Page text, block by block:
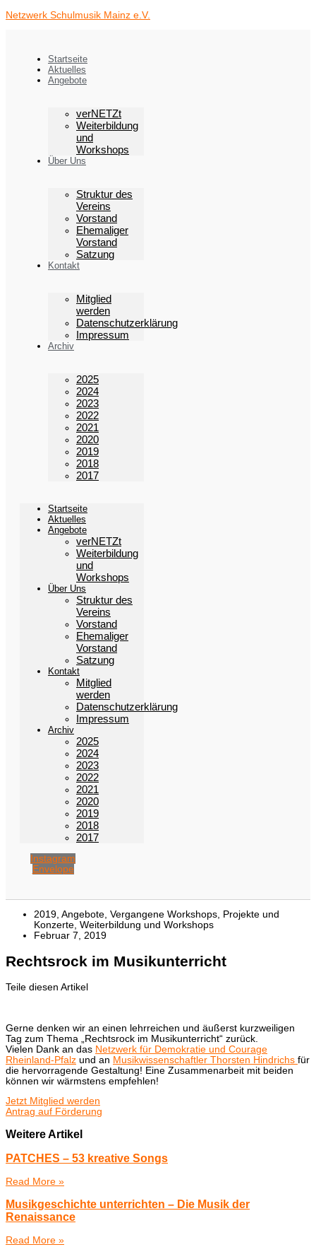
Inhalt
Netzwerk Schulmusik Mainz e.V.
Startseite
Aktuelles
Angebote
verNETZt
Weiterbildung
und
Workshops
Über Uns
Struktur des
Vereins
Vorstand
Ehemaliger
Vorstand
Satzung
Kontakt
Mitglied
werden
Datenschutzerklärung
Impressum
Archiv
2025
2024
2023
2022
2021
2020
2019
2018
2017
Startseite
Aktuelles
Angebote
verNETZt
Weiterbildung
und
Workshops
Über Uns
Struktur des
Vereins
Vorstand
Ehemaliger
Vorstand
Satzung
Kontakt
Mitglied
werden
Datenschutzerklärung
Impressum
Archiv
2025
2024
2023
2022
2021
2020
2019
2018
2017
Instagram
Envelope
2019, Angebote, Vergangene Workshops, Projekte und
Konzerte, Weiterbildung und Workshops
Februar 7, 2019
Rechtsrock im Musikunterricht
Teile diesen Artikel
Gerne denken wir an einen lehrreichen und äußerst kurzweiligen
Tag zum Thema „Rechtsrock im Musikunterricht“ zurück.
Vielen Dank an das Netzwerk für Demokratie und Courage
Rheinland-Pfalz und an Musikwissenschaftler Thorsten Hindrichs für
die hervorragende Gestaltung! Eine Zusammenarbeit mit beiden
können wir wärmstens empfehlen!
Jetzt Mitglied werden
Antrag auf Förderung
Weitere Artikel
PATCHES – 53 kreative Songs
Read More »
Musikgeschichte unterrichten – Die Musik der
Renaissance
Read More »